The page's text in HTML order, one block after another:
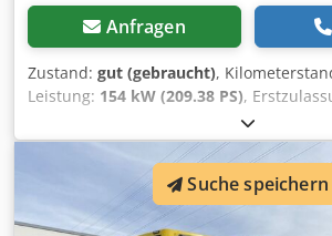
Anfragen
Zustand: gut (gebraucht),
Leistung: 154 kW (209.38 PS),
, Reifengröße:
Konfiguration:4x2, Radstand:6’100 mm
, Fahrerkabine:Fahrerhaus,
, Anzahl der Gänge:6,
Euro6, Federung:Blatt-Luft, Anzahl der
Suche speichern